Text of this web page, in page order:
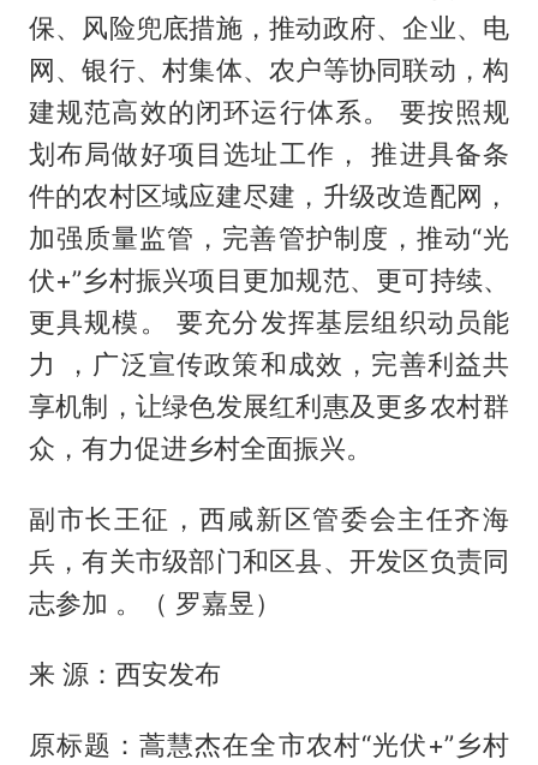
保、风险兜底措施，推动政府、企业、电
网、银行、村集体、农户等协同联动，构
建规范高效的闭环运行体系。 要按照规
划布局做好项目选址工作， 推进具备条
件的农村区域应建尽建，升级改造配网，
加强质量监管，完善管护制度，推动“光
伏+”乡村振兴项目更加规范、更可持续、
更具规模。 要充分发挥基层组织动员能
力 ，广泛宣传政策和成效，完善利益共
享机制，让绿色发展红利惠及更多农村群
众，有力促进乡村全面振兴。
副市长王征，西咸新区管委会主任齐海
兵，有关市级部门和区县、开发区负责同
志参加 。（ 罗嘉昱）
来 源：西安发布
原标题：蒿慧杰在全市农村“光伏+”乡村